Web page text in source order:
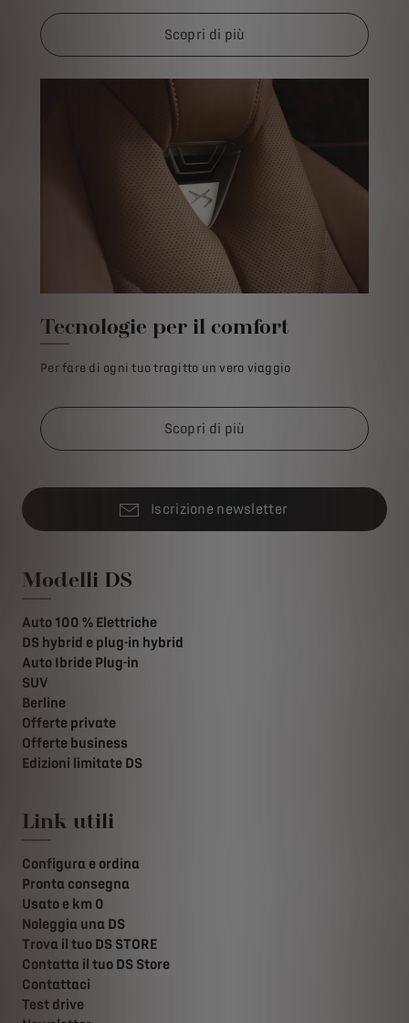
Scopri di più
Tecnologie per il comfort
Per fare di ogni tuo tragitto un vero viaggio
Scopri di più
Iscrizione newsletter
Modelli DS
Auto 100 % Elettriche
DS hybrid e plug-in hybrid
Auto Ibride Plug-in
SUV
Berline
Offerte private
Offerte business
Edizioni limitate DS
Link utili
Configura e ordina
Pronta consegna
Usato e km 0
Noleggia una DS
Trova il tuo DS STORE
Contatta il tuo DS Store
Contattaci
Test drive